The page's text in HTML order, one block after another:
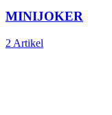
MINIJOKER
2 Artikel